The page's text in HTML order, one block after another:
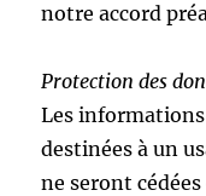
notre accord
Protection des
Les
destinées à un
ne seront